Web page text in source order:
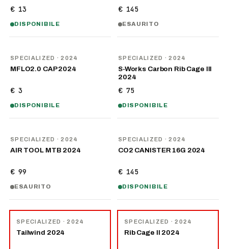
€ 13
DISPONIBILE
€ 145
ESAURITO
SPECIALIZED · 2024
MFLO2.0 CAP 2024
€ 3
DISPONIBILE
SPECIALIZED · 2024
S-Works Carbon Rib Cage III
2024
€ 75
DISPONIBILE
SPECIALIZED · 2024
AIR TOOL MTB 2024
€ 99
ESAURITO
SPECIALIZED · 2024
CO2 CANISTER 16G 2024
€ 145
DISPONIBILE
SPECIALIZED · 2024
Tailwind 2024
SPECIALIZED · 2024
Rib Cage II 2024